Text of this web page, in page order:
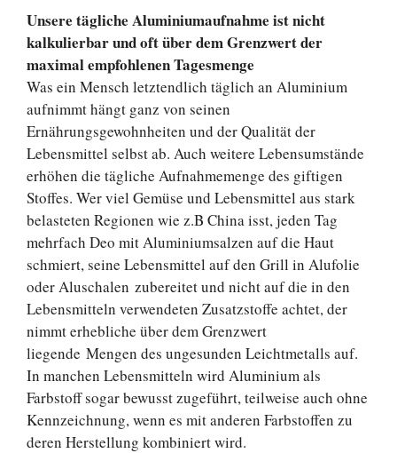
Unsere tägliche Aluminiumaufnahme ist nicht
kalkulierbar und oft über dem Grenzwert der
maximal empfohlenen Tagesmenge
Was ein Mensch letztendlich täglich an Aluminium
aufnimmt hängt ganz von seinen
Ernährungsgewohnheiten und der Qualität der
Lebensmittel selbst ab. Auch weitere Lebensumstände
erhöhen die tägliche Aufnahmemenge des giftigen
Stoffes. Wer viel Gemüse und Lebensmittel aus stark
belasteten Regionen wie z.B China isst, jeden Tag
mehrfach Deo mit Aluminiumsalzen auf die Haut
schmiert, seine Lebensmittel auf den Grill in Alufolie
oder Aluschalen zubereitet und nicht auf die in den
Lebensmitteln verwendeten Zusatzstoffe achtet, der
nimmt erhebliche über dem Grenzwert
liegende Mengen des ungesunden Leichtmetalls auf.
In manchen Lebensmitteln wird Aluminium als
Farbstoff sogar bewusst zugeführt, teilweise auch ohne
Kennzeichnung, wenn es mit anderen Farbstoffen zu
deren Herstellung kombiniert wird.